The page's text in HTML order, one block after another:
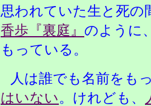
思われていた生と死の
香歩『裏庭』 のように
もっている。
人は誰でも名前をも
はいない。けれども、